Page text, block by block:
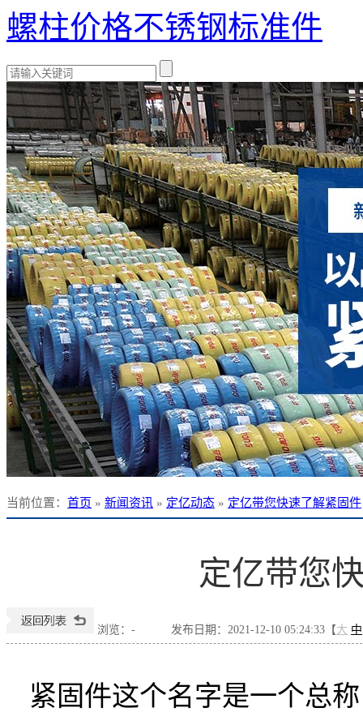
螺柱价格不锈钢标准件
当前位置： 首页 » 新闻资讯 » 定亿动态 » 定亿带您快速了解紧固件
定亿带您
浏览： - 发布日期：2021-12-10 05:24:33【大 中
紧固件这个名字是一个总